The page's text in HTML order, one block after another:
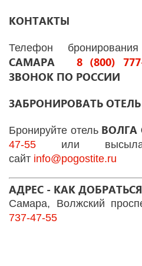
КОНТАКТЫ
Телефон
САМАРА
8 (800)
ЗВОНОК ПО РОССИИ
ЗАБРОНИРОВАТЬ
Бронируйте отель
47-55 или
сайт info@pogostite.ru
АДРЕС - КАК ДОБРАТЬСЯ
Самара, Волжский
737-47-55